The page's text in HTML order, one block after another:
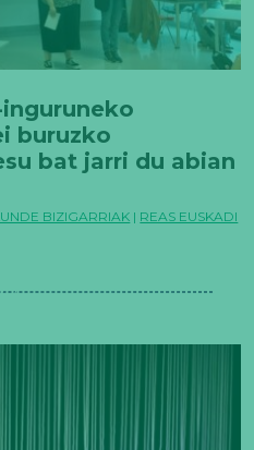
inguruneko
buruzko
bat jarri du abian
BIZIGARRIAK | REAS EUSKADI